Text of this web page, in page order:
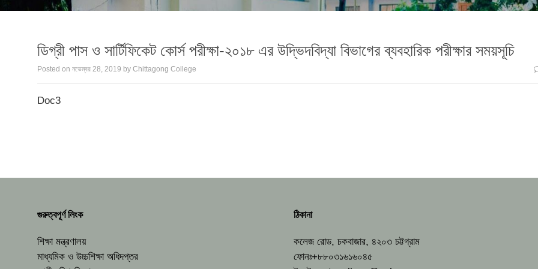
ডিগ্রী পাস ও সার্টিফিকেট কোর্স পরীক্ষা-২০১৮ এর উদ্ভিদবিদ্যা বিভাগের ব্যবহারিক পরীক্ষার সময়সূচি
Posted on নভেম্বর 28, 2019 by Chittagong College
Doc3
গুরুত্বপূর্ণ লিংক
শিক্ষা মন্ত্রণালয়
মাধ্যমিক ও উচ্চশিক্ষা অধিদপ্তর
ঠিকানা
কলেজ রোড, চকবাজার, ৪২০৩ চট্টগ্রাম
ফোনঃ+৮৮০৩১৬১৬০৪৫